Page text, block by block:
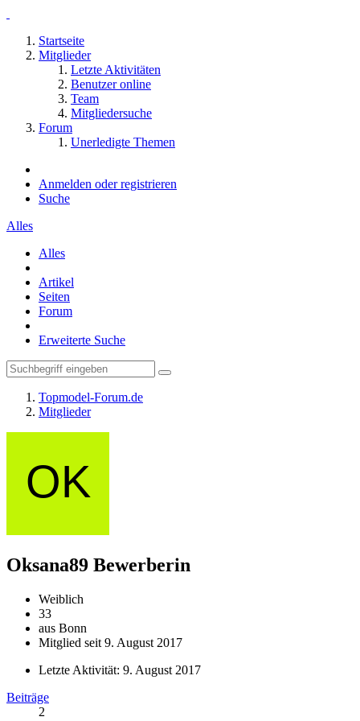
Startseite
Mitglieder
Letzte Aktivitäten
Benutzer online
Team
Mitgliedersuche
Forum
Unerledigte Themen
Anmelden oder registrieren
Suche
Alles
Alles
Artikel
Seiten
Forum
Erweiterte Suche
Topmodel-Forum.de
Mitglieder
Oksana89 Bewerberin
Weiblich
33
aus Bonn
Mitglied seit 9. August 2017
Letzte Aktivität: 9. August 2017
Beiträge
2